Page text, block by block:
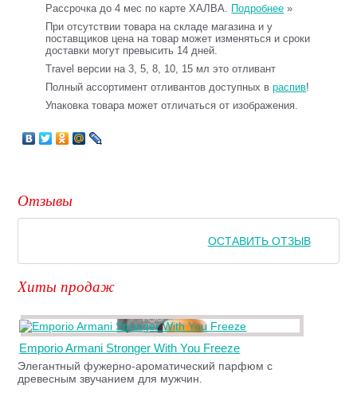
Рассрочка до 4 мес по карте ХАЛВА. Подробнее »
При отсутствии товара на складе магазина и у
поставщиков цена на товар может изменяться и сроки
доставки могут превысить 14 дней.
Travel версии на 3, 5, 8, 10, 15 мл это отливант
Полный ассортимент отливантов доступных враспив!
Упаковка товара может отличаться от изображения.
Отзывы
ОСТАВИТЬ ОТЗЫВ
Хиты продаж
Emporio Armani Stronger With You Freeze
Элегантный фужерно-ароматический парфюм с
древесным звучанием для мужчин.